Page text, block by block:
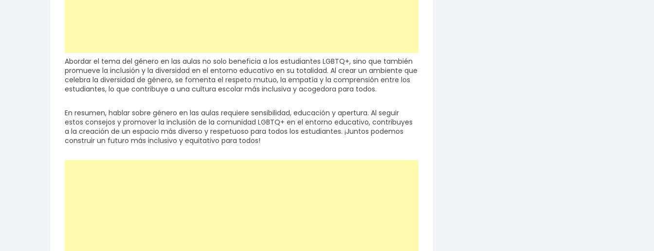
Abordar el tema del género en las aulas no solo beneficia a los estudiantes LGBTQ+, sino que también
promueve la inclusión y la diversidad en el entorno educativo en su totalidad. Al crear un ambiente que
celebra la diversidad de género, se fomenta el respeto mutuo, la empatía y la comprensión entre los
estudiantes, lo que contribuye a una cultura escolar más inclusiva y acogedora para todos.
En resumen, hablar sobre género en las aulas requiere sensibilidad, educación y apertura. Al seguir
estos consejos y promover la inclusión de la comunidad LGBTQ+ en el entorno educativo, contribuyes
a la creación de un espacio más diverso y respetuoso para todos los estudiantes. ¡Juntos podemos
construir un futuro más inclusivo y equitativo para todos!